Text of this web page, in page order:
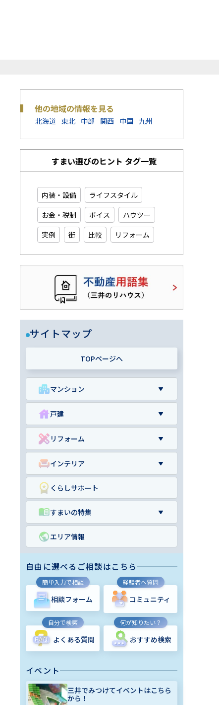
他の地域の情報を見る
北海道 東北 中部 関西 中国 九州
すまい選びのヒント タグ一覧
内装・設備
ライフスタイル
お金・税制
ボイス
ハウツー
実例
街 比較 リフォーム
サイトマップ
TOPページへ
マンション
戸建
リフォーム
インテリア
くらしサポート
すまいの特集
エリア情報
自由に選べるご相談はこちら
簡単入力で相談
相談フォーム
経験者へ質問
コミュニティ
自分で検索
よくある質問
何が知りたい？
おすすめ検索
イベント
三井でみつけてイベントはこちら
から！